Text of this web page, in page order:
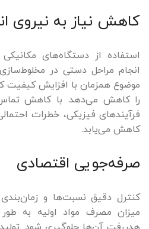
کاهش نیاز به نیروی
استفاده از دستگاه‌های
انجام مراحل دستی در
موضوع همزمان با افزایش کیفیت
را کاهش می‌دهد. با کاهش تماس
فرآیندهای فیزیکی، خطرات
کاهش می‌یابد.
صرفه‌جویی اقتصادی
کنترل دقیق نسبت‌ها و
میزان مصرف مواد اولیه به